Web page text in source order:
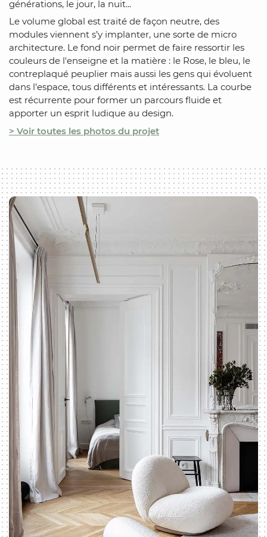
générations, le jour, la nuit...
Le volume global est traité de façon neutre, des
modules viennent s’y implanter, une sorte de micro
architecture. Le fond noir permet de faire ressortir les
couleurs de l'enseigne et la matière : le Rose, le bleu, le
contreplaqué peuplier mais aussi les gens qui évoluent
dans l’espace, tous différents et intéressants. La courbe
est récurrente pour former un parcours fluide et
apporter un esprit ludique au design.
> Voir toutes les photos du projet